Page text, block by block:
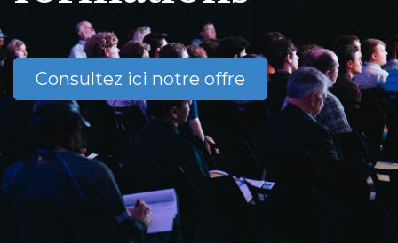
Consultez ici notre offre